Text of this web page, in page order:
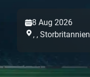
8 Aug 2026
, , Storbritannien